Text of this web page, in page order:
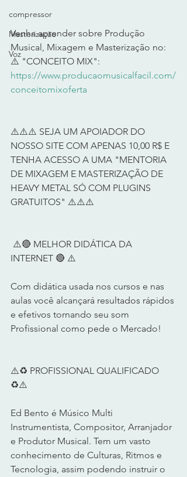
compressor
Masterização
Voz
Venha aprender sobre Produção
Musical, Mixagem e Masterização no:
⚠️ "CONCEITO MIX":
https://www.producaomusicalfacil.com/
conceitomixoferta
⚠️⚠️⚠️ SEJA UM APOIADOR DO
NOSSO SITE COM APENAS 10,00 R$ E
TENHA ACESSO A UMA "MENTORIA
DE MIXAGEM E MASTERIZAÇÃO DE
HEAVY METAL SÓ COM PLUGINS
GRATUITOS" ⚠️⚠️⚠️
INTERNET 🔴 ⚠️
Com didática usada nos cursos e nas
aulas você alcançará resultados rápidos
e efetivos tornando seu som
Profissional como pede o Mercado!
⚠️♻️ PROFISSIONAL QUALIFICADO
♻️⚠️
Ed Bento é Músico Multi
Instrumentista, Compositor, Arranjador
e Produtor Musical. Tem um vasto
conhecimento de Culturas, Ritmos e
Tecnologia, assim podendo instruir o